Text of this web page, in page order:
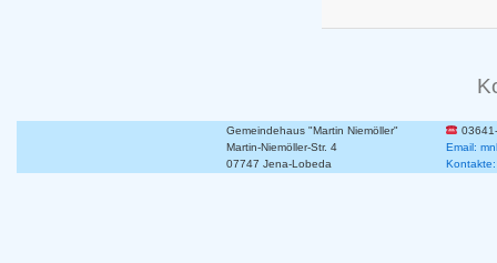
Gemeindehaus "Martin Niemöller"
Martin-Niemöller-Str. 4
Email:
07747 Jena-Lobeda